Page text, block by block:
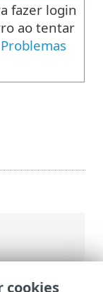
On-
da Web
fazer login
ao tentar
cookies